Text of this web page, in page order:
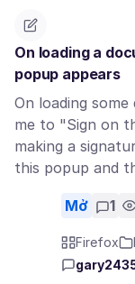
On loading a
popup appears
On loading
me to "Sign on
making a
this popup and
Mở 1
Firefox